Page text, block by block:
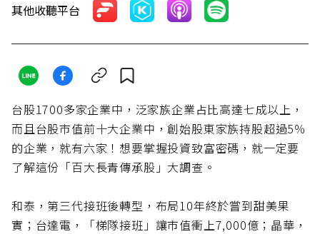
其他收聽平台
台股1700多家企業中，泛家族企業占比高達七成以上，
而且台股市值前十大企業中，創始股東家族持股超過5％
的企業，就有六家！想要掌握投資致富密碼，就一定要
了解這份「百大長青傳承股」大調查。
和泰，第三代接班後轉型，布局10年終於嘗到甜美果
實；台達電，「梯隊接班」讓市值衝上7,000億；晶華，